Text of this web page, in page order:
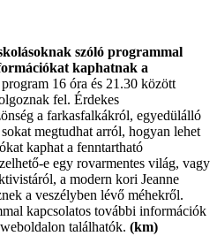
szóló programmal
kaphatnak a
16 óra és 21.30 között
fel. Érdekes
a farkasfalkákról, egyedülálló
megtudhat arról, hogyan lehet
kaphat a fenntartható
e egy rovarmentes világ, vagy
a modern kori Jeanne
a veszélyben lévő méhekről.
kapcsolatos további információk
weboldalon találhatók. (km)